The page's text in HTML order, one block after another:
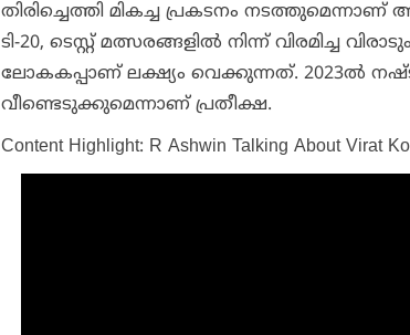
തിരിച്ചെത്തി മികച്ച പ്രകടനം
ടി-20, ടെസ്റ്റ് മത്സരങ്ങളില്‍ നിന്ന് വിരമിച്ച
ലോകകപ്പാണ് ലക്ഷ്യം വെക്കുന്നത്. 2023ല്‍
വീണ്ടെടുക്കുമെന്നാണ് പ്രതീക്ഷ.
Content Highlight: R Ashwin Talking About Virat